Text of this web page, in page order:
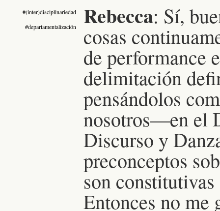
Rebecca:
#(inter)disciplinariedad
#departamentalización
Sí,
cosas
de performance
delimitación
pensándolos
nosotros—en el
Discurso y
preconceptos
son
Entonces no me